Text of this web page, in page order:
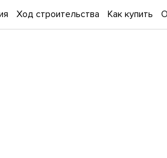
Ход строительства Как купить